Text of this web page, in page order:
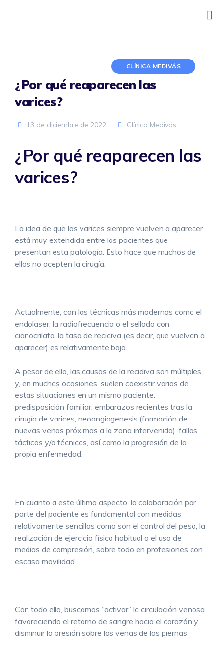
CLÍNICA MEDIVÁS
¿Por qué reaparecen las
varices?
13 de diciembre de 2022 Clínica Medivás
¿Por qué reaparecen las
varices?
La idea de que las varices siempre vuelven a aparecer
está muy extendida entre los pacientes que
presentan esta patología. Esto hace que muchos de
ellos no acepten la cirugía.
Actualmente, con las técnicas más modernas como el
endolaser, la radiofrecuencia o el sellado con
cianocrilato, la tasa de recidiva (es decir, que vuelvan a
aparecer) es relativamente baja.
A pesar de ello, las causas de la recidiva son múltiples
y, en muchas ocasiones, suelen coexistir varias de
estas situaciones en un mismo paciente:
predisposición familiar, embarazos recientes tras la
cirugía de varices, neoangiogenesis (formación de
nuevas venas próximas a la zona intervenida), fallos
tácticos y/o técnicos, así como la progresión de la
propia enfermedad.
En cuanto a este último aspecto, la colaboración por
parte del paciente es fundamental con medidas
relativamente sencillas como son el control del peso, la
realización de ejercicio físico habitual o el uso de
medias de compresión, sobre todo en profesiones con
escasa movilidad.
Con todo ello, buscamos “activar” la circulación venosa
favoreciendo el retorno de sangre hacia el corazón y
disminuir la presión sobre las venas de las piernas